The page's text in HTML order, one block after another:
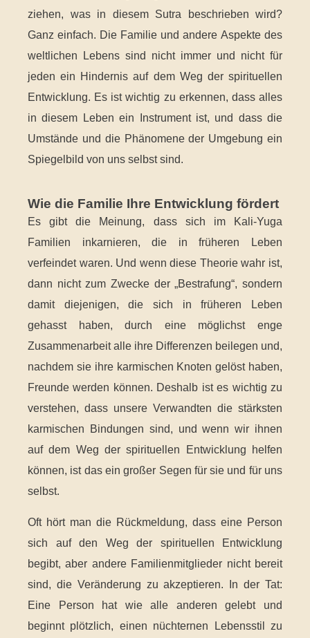
ziehen, was in diesem Sutra beschrieben wird?
Ganz einfach. Die Familie und andere Aspekte des
weltlichen Lebens sind nicht immer und nicht für
jeden ein Hindernis auf dem Weg der spirituellen
Entwicklung. Es ist wichtig zu erkennen, dass alles
in diesem Leben ein Instrument ist, und dass die
Umstände und die Phänomene der Umgebung ein
Spiegelbild von uns selbst sind.
Wie die Familie Ihre Entwicklung fördert
Es gibt die Meinung, dass sich im Kali-Yuga
Familien inkarnieren, die in früheren Leben
verfeindet waren. Und wenn diese Theorie wahr ist,
dann nicht zum Zwecke der „Bestrafung“, sondern
damit diejenigen, die sich in früheren Leben
gehasst haben, durch eine möglichst enge
Zusammenarbeit alle ihre Differenzen beilegen und,
nachdem sie ihre karmischen Knoten gelöst haben,
Freunde werden können. Deshalb ist es wichtig zu
verstehen, dass unsere Verwandten die stärksten
karmischen Bindungen sind, und wenn wir ihnen
auf dem Weg der spirituellen Entwicklung helfen
können, ist das ein großer Segen für sie und für uns
selbst.
Oft hört man die Rückmeldung, dass eine Person
sich auf den Weg der spirituellen Entwicklung
begibt, aber andere Familienmitglieder nicht bereit
sind, die Veränderung zu akzeptieren. In der Tat:
Eine Person hat wie alle anderen gelebt und
beginnt plötzlich, einen nüchternen Lebensstil zu